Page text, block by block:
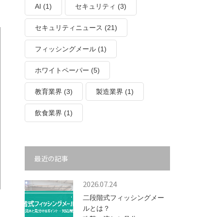
AI (1) セキュリティ (3)
セキュリティニュース (21)
フィッシングメール (1)
ホワイトペーパー (5)
教育業界 (3) 製造業界 (1)
飲食業界 (1)
最近の記事
2026.07.24
二段階式フィッシングメー
ルとは？